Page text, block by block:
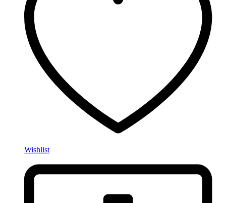
Wishlist